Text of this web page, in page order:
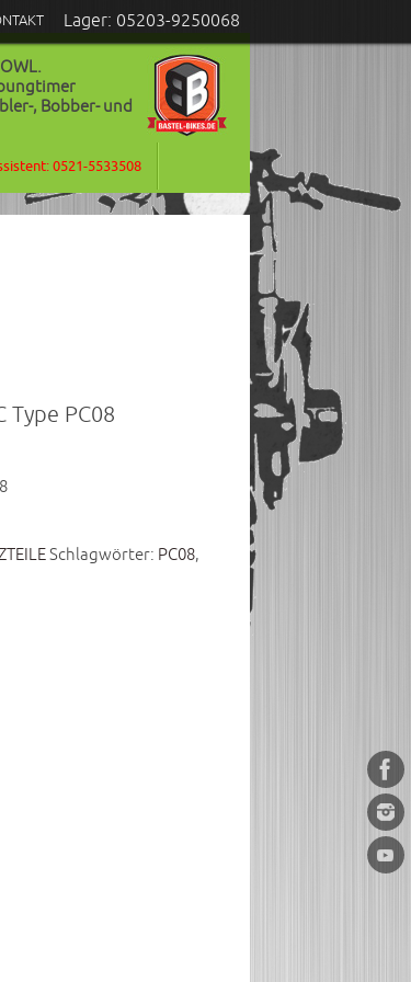
Lager: 05203-9250068
, Bobber- und
0521-5533508
PC08
Schlagwörter: PC08,